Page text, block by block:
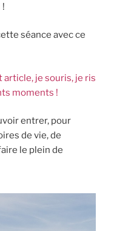
séance avec ce
je souris, je ris
moments !
entrer, pour
de vie, de
le plein de